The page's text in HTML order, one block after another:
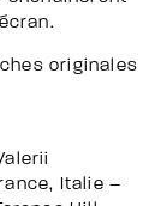
originales
Italie –